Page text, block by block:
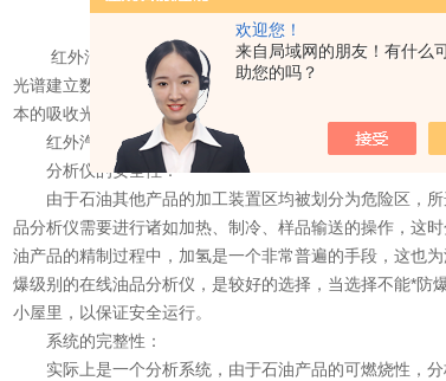
欢迎您！
来自局域网的朋友！有什么
助您的吗？
发布日期
红外汽油分析仪是用红外线照射样品对光谱进行计算
光谱建立数据库，在大数据支撑下，现场检测就能又快又
本的吸收光谱选择合适的标准样本进行动态建模与分析测
红外汽油分析仪的选择要考虑到这两个方面：
分析仪的安全性：
由于石油其他产品的加工装置区均被划分为危险区，所
品分析仪需要进行诸如加热、制冷、样品输送的操作，这
油产品的精制过程中，加氢是一个非常普遍的手段，这也
爆级别的在线油品分析仪，是较好的选择，当选择不能*
小屋里，以保证安全运行。
系统的完整性：
实际上是一个分析系统，由于石油产品的可燃烧性，分